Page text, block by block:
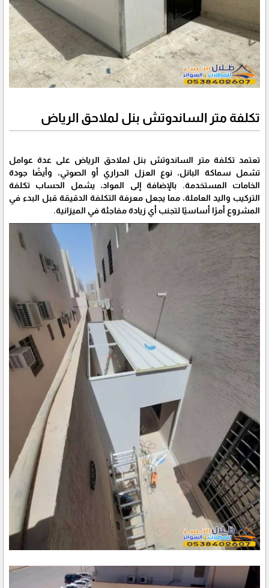
تكلفة متر الساندوتش بنل لملاحق الرياض
تعتمد تكلفة متر الساندوتش بنل لملاحق الرياض على عدة عوامل
تشمل سماكة البانل، نوع العزل الحراري أو الصوتي، وأيضًا جودة
الخامات المستخدمة. بالإضافة إلى المواد، يشمل الحساب تكلفة
التركيب واليد العاملة، مما يجعل معرفة التكلفة الدقيقة قبل البدء في
المشروع أمرًا أساسيًا لتجنب أي زيادة مفاجئة في الميزانية.